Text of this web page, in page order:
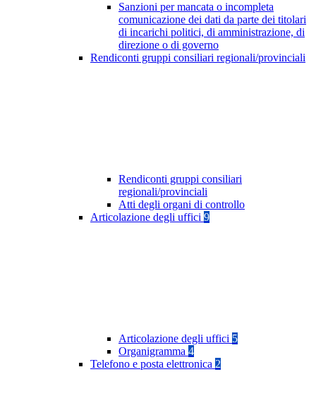
Sanzioni per mancata o incompleta
comunicazione dei dati da parte dei titolari
di incarichi politici, di amministrazione, di
direzione o di governo
Rendiconti gruppi consiliari regionali/provinciali
Rendiconti gruppi consiliari
regionali/provinciali
Atti degli organi di controllo
Articolazione degli uffici 9
Articolazione degli uffici 5
Organigramma 4
Telefono e posta elettronica 2